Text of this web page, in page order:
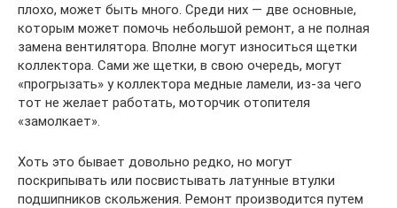
плохо, может быть много. Среди них — две основные,
которым может помочь небольшой ремонт, а не полная
замена вентилятора. Вполне могут износиться щетки
коллектора. Сами же щетки, в свою очередь, могут
«прогрызать» у коллектора медные ламели, из-за чего
тот не желает работать, моторчик отопителя
«замолкает».
Хоть это бывает довольно редко, но могут
поскрипывать или посвистывать латунные втулки
подшипников скольжения. Ремонт производится путем